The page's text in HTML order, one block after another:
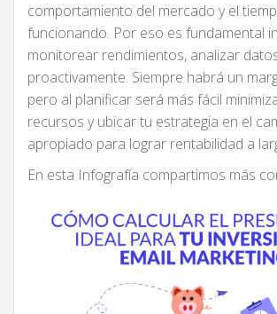
comportamiento del mercado y el
funcionando. Por eso es fundamental
monitorear rendimientos, analizar
proactivamente. Siempre habrá un
pero al planificar será más fácil
recursos y ubicar tu estrategia en el
apropiado para lograr rentabilidad a
En esta Infografía compartimos más